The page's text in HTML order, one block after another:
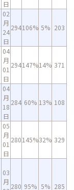
日
02
月
24
日
294106% 5% 203
04
月
01
日
294147%14% 371
04
月
18
日
284 60% 13% 108
05
月
01
日
280145%32% 329
03
月
280 95% 5% 285